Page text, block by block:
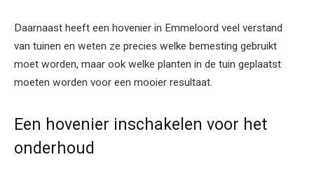
Daarnaast heeft een hovenier in Emmeloord veel verstand
van tuinen en weten ze precies welke bemesting gebruikt
moet worden, maar ook welke planten in de tuin geplaatst
moeten worden voor een mooier resultaat.
Een hovenier inschakelen voor het
onderhoud